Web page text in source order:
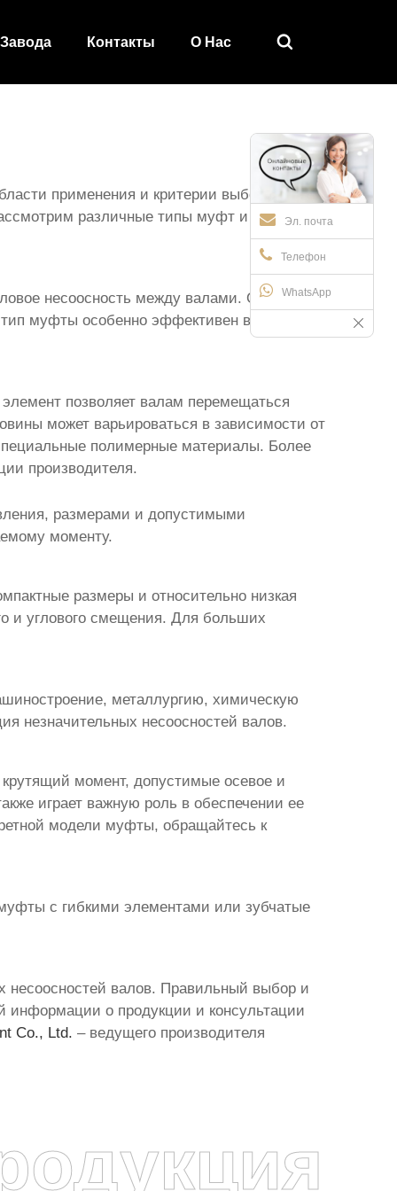
Контакты О Hас 
Эл. почта
Телефон
WhatsApp
применения и критерии выбора. Вы
различные типы муфт и
несоосность между валами. Она
тип муфты особенно эффективен в
позволяет валам перемещаться
может варьироваться в зависимости от
полимерные материалы. Более
производителя.
размерами и допустимыми
моменту.
размеры и относительно низкая
и углового смещения. Для больших
металлургию, химическую
незначительных несоосностей валов.
момент, допустимые осевое и
играет важную роль в обеспечении ее
модели муфты, обращайтесь к
с гибкими элементами или зубчатые
валов. Правильный выбор и
информации о продукции и консультации
Co., Ltd. – ведущего производителя